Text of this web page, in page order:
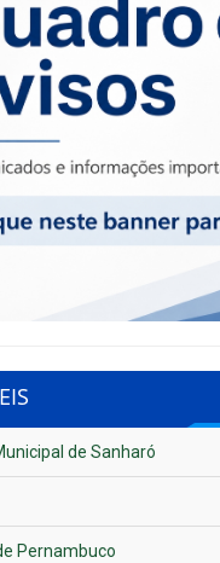
de Sanharó
Pernambuco